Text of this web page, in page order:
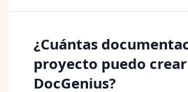
¿Cuántas
proyecto puedo
DocGenius?